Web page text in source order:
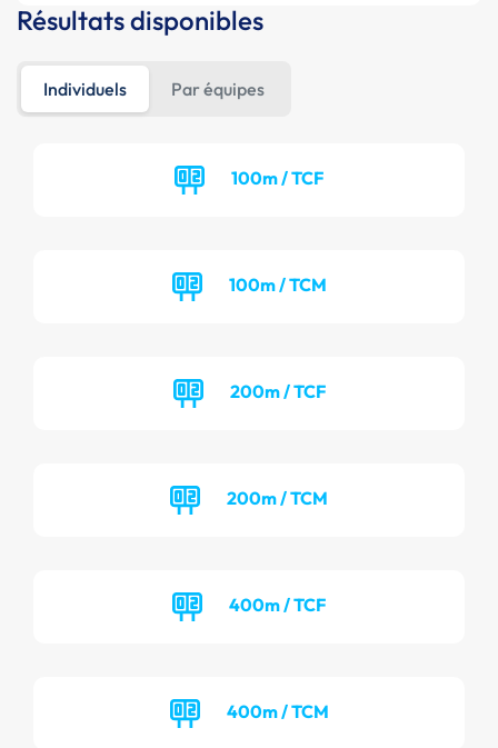
Résultats disponibles
Individuels Par équipes
100m / TCF
100m / TCM
200m / TCF
200m / TCM
400m / TCF
400m / TCM